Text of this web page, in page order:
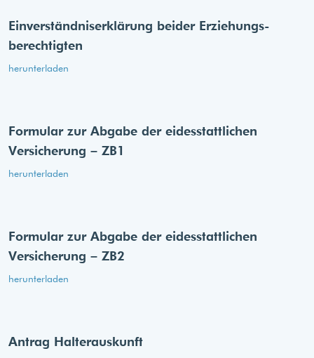
Einverständnis­erklärung beider Erziehungs­
berechtigten
herunterladen
Formular zur Abgabe der eides­stattlichen
Versicherung – ZB1
herunterladen
Formular zur Abgabe der eides­stattlichen
Versicherung – ZB2
herunterladen
Antrag Halterauskunft